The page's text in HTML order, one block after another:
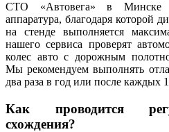
СТО «Автовега» в Минске
аппаратура, благодаря которой
на стенде выполняется
нашего сервиса проверят
колес авто с дорожным
Мы рекомендуем выполнять
два раза в год или после каждых
Как проводится
схождения?